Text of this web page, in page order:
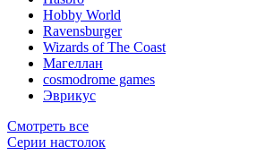
Hobby World
Ravensburger
Wizards of The Coast
Магеллан
сosmodrome games
Эврикус
Смотреть все
Серии настолок